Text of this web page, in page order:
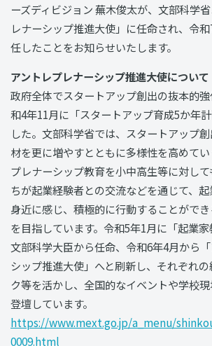
ーズディビジョン 蕪木俊太が、文部科学
レナーシップ推進大使」に任命され、令
任したことをお知らせいたします。
アントレプレナーシップ推進大使について
政府全体でスタートアップ創出の抜本的
和4年11月に「スタートアップ育成5か年
した。文部科学省では、スタートアップ
材を更に増やすとともに多様性を高めて
プレナーシップ教育を小中高生等に対し
ちが起業経験者との交流などを通じて、
身近に感じ、積極的に行動することがで
を目指しています。令和5年1月に「起業
文部科学大臣から任命、令和6年4月から
シップ推進大使」へと刷新し、それぞれ
ク等を活かし、全国的なイベントや学校
登壇しています。
https://www.mext.go.jp/a_menu/
0009.html